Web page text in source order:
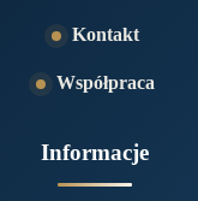
Kontakt
Współpraca
Informacje